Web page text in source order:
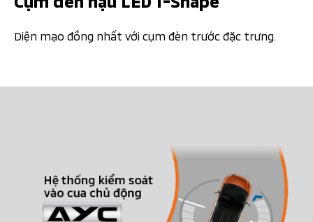
Diện mạo đồng nhất với cụm đèn trước đặc trưng.​